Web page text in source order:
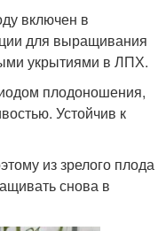
включен в
для выращивания
укрытиями в ЛПХ.
плодоношения,
Устойчив к
из зрелого плода
снова в